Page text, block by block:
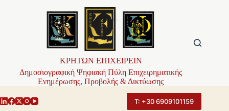
ΚΡΗΤΩΝ ΕΠΙΧΕΙΡΕΙΝ
Δημοσιογραφική Ψηφιακή Πύλη Επιχειρηματικής
Ενημέρωσης, Προβολής & Δικτύωσης
Τ: +30 6909101159